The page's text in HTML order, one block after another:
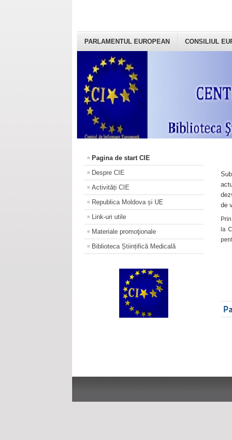
PARLAMENTUL EUROPEAN CONSILIUL
Pagina de start CIE
Despre CIE
Activități CIE
Republica Moldova și UE
Link-uri utile
Materiale promoţionale
Biblioteca Științifică Medicală
de
la